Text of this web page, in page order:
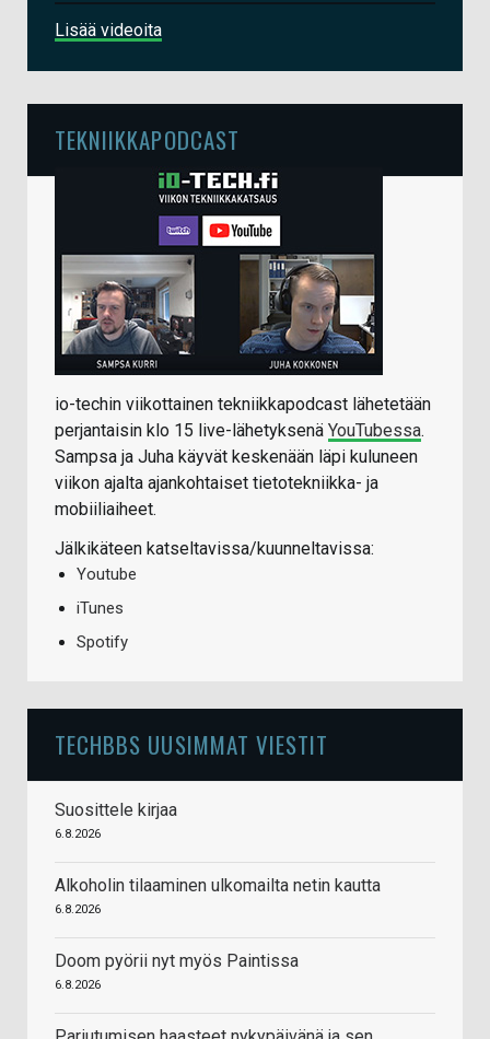
Lisää videoita
TEKNIIKKAPODCAST
io-techin viikottainen tekniikkapodcast lähetetään
perjantaisin klo 15 live-lähetyksenä YouTubessa.
Sampsa ja Juha käyvät keskenään läpi kuluneen
viikon ajalta ajankohtaiset tietotekniikka- ja
mobiiliaiheet.
Jälkikäteen katseltavissa/kuunneltavissa:
Youtube
iTunes
Spotify
TECHBBS UUSIMMAT VIESTIT
Suosittele kirjaa
6.8.2026
Alkoholin tilaaminen ulkomailta netin kautta
6.8.2026
Doom pyörii nyt myös Paintissa
6.8.2026